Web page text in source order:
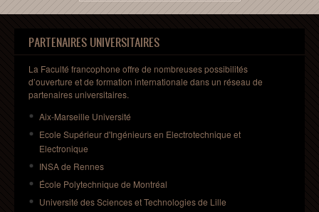
PARTENAIRES UNIVERSITAIRES
La Faculté francophone offre de nombreuses possibilités
d’ouverture et de formation internationale dans un réseau de
partenaires universitaires.
Aix-Marseille Université
Ecole Supérieur d'Ingénieurs en Electrotechnique et
Electronique
INSA de Rennes
École Polytechnique de Montréal
Université des Sciences et Technologies de Lille